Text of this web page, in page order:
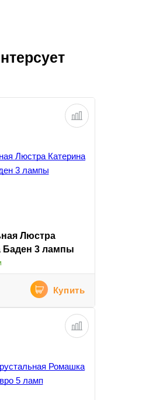
Люстра
Баден 3 лампы
Купить